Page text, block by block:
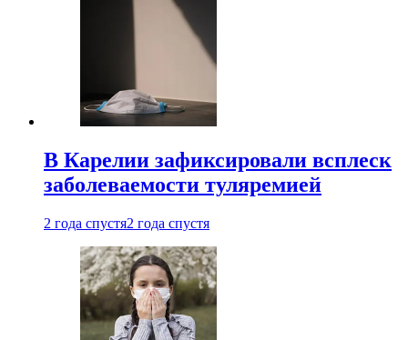
В Карелии зафиксировали всплеск
заболеваемости туляремией
2 года спустя2 года спустя